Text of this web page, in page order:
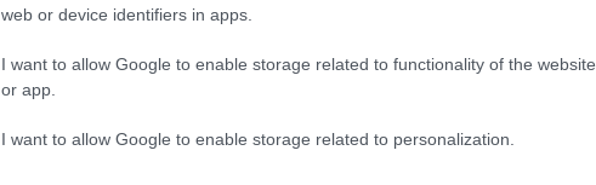
web or device identifiers in apps.
I want to allow Google to enable storage related to functionality of the website
or app.
I want to allow Google to enable storage related to personalization.